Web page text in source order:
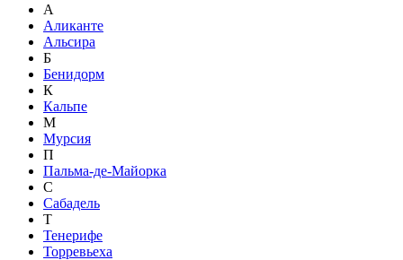
А
Аликанте
Альсира
Б
Бенидорм
К
Кальпе
М
Мурсия
П
Пальма-де-Майорка
С
Сабадель
Т
Тенерифе
Торревьеха